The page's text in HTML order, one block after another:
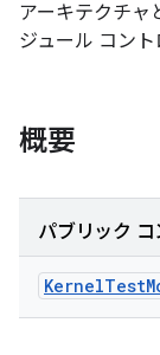
アーキテクチャ
ジュール コント
概要
パブリック コ
KernelTest